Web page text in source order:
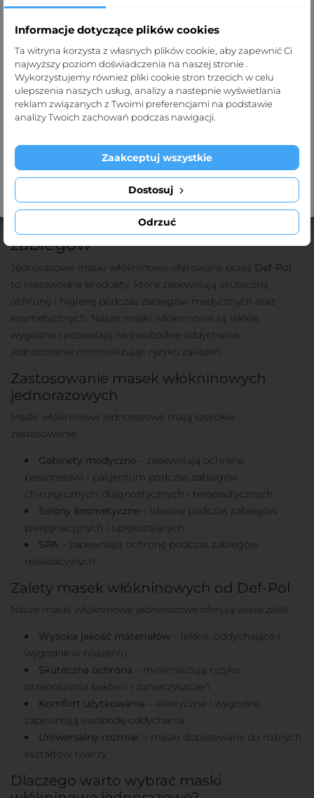
Cena
8,00 zł
BiałyczarnyNiebieski
DODAJ DO KOSZYKA
Mała Duża
DODAJ DO KOSZYKA
Maski włókninowe jednorazowe –
ochrona i komfort podczas
zabiegów
Jednorazowe maski włókninowe oferowane przez Def-Pol
to niezawodne produkty, które zapewniają skuteczną
ochronę i higienę podczas zabiegów medycznych oraz
kosmetycznych. Nasze maski włókninowe są lekkie,
wygodne i pozwalają na swobodne oddychanie,
jednocześnie minimalizując ryzyko zakażeń.
Zastosowanie masek włókninowych
jednorazowych
Maski włókninowe jednorazowe mają szerokie
zastosowanie:
Gabinety medyczne – zapewniają ochronę
personelowi i pacjentom podczas zabiegów
chirurgicznych, diagnostycznych i terapeutycznych
Salony kosmetyczne – idealne podczas zabiegów
pielęgnacyjnych i upiększających
SPA – zapewniają ochronę podczas zabiegów
relaksacyjnych
Zalety masek włókninowych od Def-Pol
Nasze maski włókninowe jednorazowe oferują wiele zalet:
Wysoka jakość materiałów – lekkie, oddychające i
wygodne w noszeniu
Skuteczna ochrona – minimalizują ryzyko
przenoszenia bakterii i zanieczyszczeń
Komfort użytkowania – elastyczne i wygodne,
zapewniają swobodę oddychania
Uniwersalny rozmiar – maski dopasowane do różnych
kształtów twarzy
Dlaczego warto wybrać maski
Strona dla profesjonalistów
Strona def-pol.pl przeznaczona jest dla
profesjonalistów medycznych.
Klikając „Tak, potwierdzam” oświadczasz, że jesteś taką
Wyjdź
Informacje dotyczące plików cookies
Ta witryna korzysta z własnych plików cookie, aby zapewnić Ci
najwyższy poziom doświadczenia na naszej stronie .
Wykorzystujemy również pliki cookie stron trzecich w celu
ulepszenia naszych usług, analizy a nastepnie wyświetlania
reklam związanych z Twoimi preferencjami na podstawie
analizy Twoich zachowań podczas nawigacji.
Odrzuć
Dostosuj
Zaakceptuj wszystkie